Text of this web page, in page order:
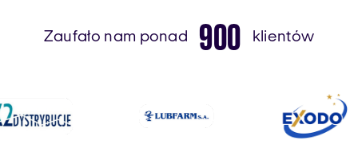
Zaufało nam ponad 900 klientów